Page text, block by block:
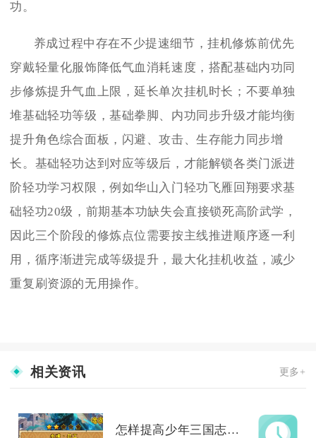
功。
养成过程中存在不少提速细节，挂机修炼前优先
穿戴轻量化服饰降低气血消耗速度，搭配基础内功同
步修炼提升气血上限，延长单次挂机时长；不要单独
堆基础轻功等级，基础拳脚、内功同步升级才能均衡
提升角色综合面板，闪避、攻击、生存能力同步增
长。基础轻功达到对应等级后，才能解锁各类门派进
阶轻功学习权限，例如华山入门轻功飞雁回翔要求基
础轻功20级，前期基本功缺失会直接锁死高阶武学，
因此三个阶段的修炼点位需要按主线推进顺序逐一利
用，循序渐进完成等级提升，最大化挂机收益，减少
重复刷资源的无用操作。
相关资讯 更多+
怎样提高少年三国志的曝光度